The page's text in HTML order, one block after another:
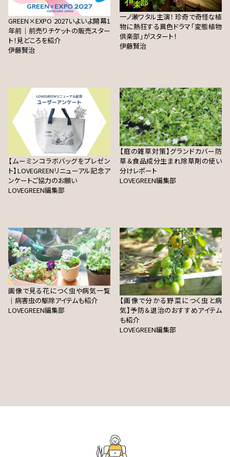
GREEN×EXPO 2027いよいよ開幕1
年前｜前売りチケットの販売スター
ト！見どころを紹介
伊藤賢治
一ノ瀬ワタル主演！ 珍奇で奇怪な植
物に熱狂する異色ドラマ「変態植物
倶楽部」がスタート！
伊藤賢治
【ムーミンコラボバッグをプレゼン
ト】LOVEGREENリニューアル記念ア
ンケートご協力のお願い
LOVEGREEN編集部
【庭の雑草対策】グランドカバー防
草＆食品成分生まれ除草剤の使い
分けレポート
LOVEGREEN編集部
画像で見る花につく虫や病気一覧
｜病害虫の駆除アイテムも紹介
LOVEGREEN編集部
【画像で分かる野菜につく虫と病
気】予防＆退治のおすすめアイテム
も紹介
LOVEGREEN編集部